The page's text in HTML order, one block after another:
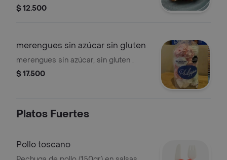
deshidratados.
$ 12.500
merengues sin azúcar sin gluten
merengues sin azúcar, sin gluten .
$ 17.500
Platos Fuertes
Pollo toscano